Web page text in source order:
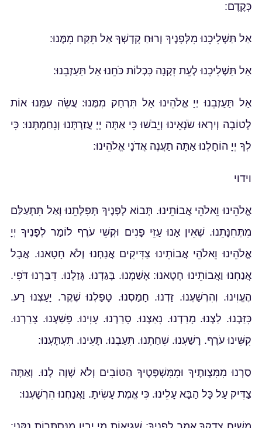
כְּקֶדֶם:
אַל תַּשְׁלִיכֵנוּ מִלְּפָנֶיךָ וְרוּחַ קָדְשְׁךָ אַל תִּקַּח מִמֶּנוּ:
אַל תַּשְׁלִיכֵנוּ לְעֵת זִקְנָה כִּכְלוֹת כֹּחֵנוּ אַל תַּעַזְבֵנוּ:
אַל תַּעַזְבֵנוּ יְיָ אֱלֹהֵינוּ אַל תִּרְחַק מִמֶּנוּ: עֲשֵׂה עִמָּנוּ אוֹת
לְטוֹבָה וְיִרְאוּ שֹׂנְאֵינוּ וְיֵבֹשׁוּ כִּי אַתָּה יְיָ עֲזַרְתָּנוּ וְנִחַמְתָּנוּ: כִּי
לְךָ יְיָ הוֹחָלְנוּ אַתָּה תַעֲנֶה אֲדֹנָי אֱלֹהֵינוּ:
וידוי
אֱלֹהֵינוּ וֵאלֹהֵי אֲבוֹתֵינוּ. תָּבוֹא לְפָנֶיךָ תְּפִלָּתֵנוּ וְאַל תִּתְעַלַּם
מִתְּחִנָּתֵנוּ. שֶׁאֵין אָנוּ עַזֵּי פָנִים וּקְשֵׁי עֹרֶף לוֹמַר לְפָנֶיךָ יְיָ
אֱלֹהֵינוּ וֵאלֹהֵי אֲבוֹתֵינוּ צַדִּיקִים אֲנַחְנוּ וְלֹא חָטָאנוּ. אֲבָל
אֲנַחְנוּ וַאֲבוֹתֵינוּ חָטָאנוּ: אָשַׁמְנוּ. בָּגַדְנוּ. גָּזַלְנוּ. דִּבַּרְנוּ דֹּפִי.
הֶעֱוִינוּ. וְהִרְשַׁעְנוּ. זַדְנוּ. חָמַסְנוּ. טָפַלְנוּ שֶׁקֶר. יָעַצְנוּ רָע.
כִּזַּבְנוּ. לַצְנוּ. מָרַדְנוּ. נִאַצְנוּ. סָרַרְנוּ. עָוִינוּ. פָּשַׁעְנוּ. צָרַרְנוּ.
קִשִּׁינוּ עֹרֶף. רָשַׁעְנוּ. שִׁחַתְנוּ. תִּעַבְנוּ. תָּעִינוּ. תִּעְתָּעְנוּ:
סַרְנוּ מִמִּצְותֶיךָ וּמִמִּשְׁפָּטֶיךָ הַטּוֹבִים וְלֹא שָׁוָה לָנוּ. וְאַתָּה
צַדִּיק עַל כָּל הַבָּא עָלֵינוּ. כִּי אֱמֶת עָשִׂיתָ. וַאֲנַחְנוּ הִרְשָׁעְנוּ: